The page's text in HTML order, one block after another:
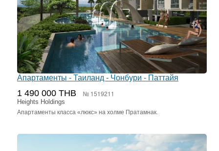
Апартаменты - Таиланд - Чонбури - Паттайя
1 490 000 THB № 1519211
Heights Holdings
Апартаменты класса «люкс» на холме Пратамнак.